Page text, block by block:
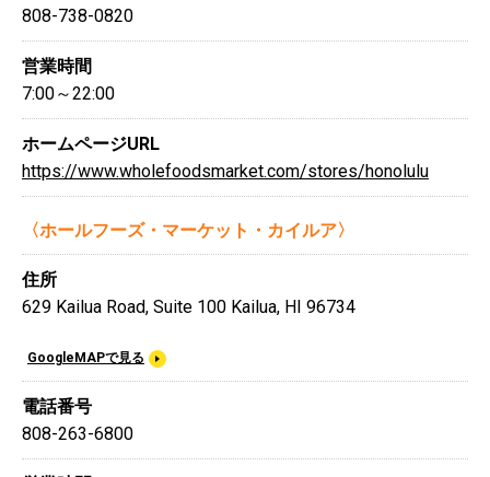
808-738-0820
営業時間
7:00～22:00
ホームページURL
https://www.wholefoodsmarket.com/stores/honolulu
〈ホールフーズ・マーケット・カイルア〉
住所
629 Kailua Road, Suite 100 Kailua, HI 96734
GoogleMAPで見る
電話番号
808-263-6800